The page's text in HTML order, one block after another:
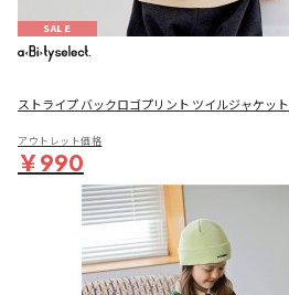
SALE
ストライプ バックロゴプリント ツイルジャケット
アウトレット価格
￥990